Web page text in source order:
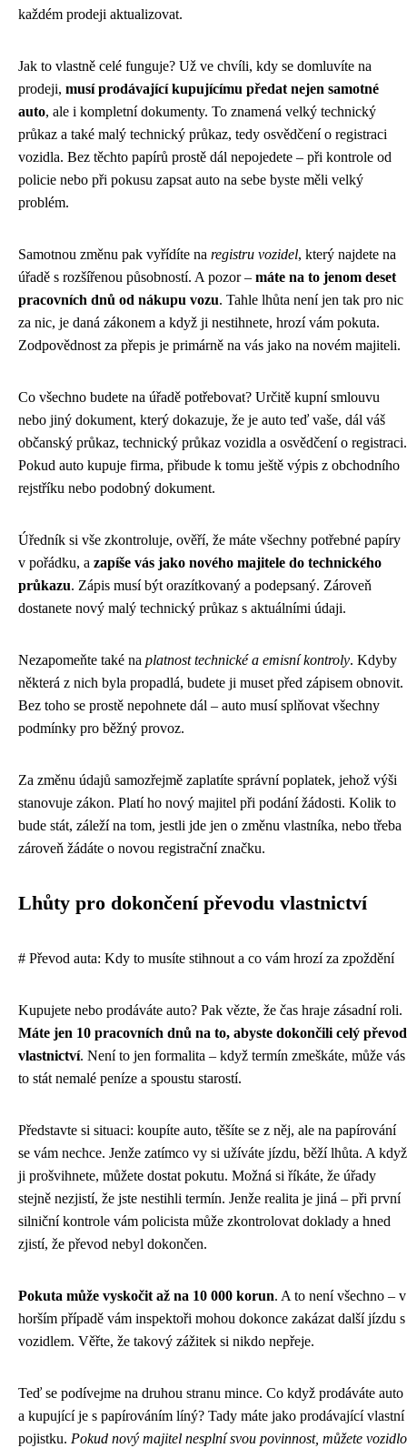
každém prodeji aktualizovat.
Jak to vlastně celé funguje? Už ve chvíli, kdy se domluvíte na
prodeji, musí prodávající kupujícímu předat nejen samotné
auto, ale i kompletní dokumenty. To znamená velký technický
průkaz a také malý technický průkaz, tedy osvědčení o registraci
vozidla. Bez těchto papírů prostě dál nepojedete – při kontrole od
policie nebo při pokusu zapsat auto na sebe byste měli velký
problém.
Samotnou změnu pak vyřídíte na registru vozidel, který najdete na
úřadě s rozšířenou působností. A pozor – máte na to jenom deset
pracovních dnů od nákupu vozu. Tahle lhůta není jen tak pro nic
za nic, je daná zákonem a když ji nestihnete, hrozí vám pokuta.
Zodpovědnost za přepis je primárně na vás jako na novém majiteli.
Co všechno budete na úřadě potřebovat? Určitě kupní smlouvu
nebo jiný dokument, který dokazuje, že je auto teď vaše, dál váš
občanský průkaz, technický průkaz vozidla a osvědčení o registraci.
Pokud auto kupuje firma, přibude k tomu ještě výpis z obchodního
rejstříku nebo podobný dokument.
Úředník si vše zkontroluje, ověří, že máte všechny potřebné papíry
v pořádku, a zapíše vás jako nového majitele do technického
průkazu. Zápis musí být orazítkovaný a podepsaný. Zároveň
dostanete nový malý technický průkaz s aktuálními údaji.
Nezapomeňte také na platnost technické a emisní kontroly. Kdyby
některá z nich byla propadlá, budete ji muset před zápisem obnovit.
Bez toho se prostě nepohnete dál – auto musí splňovat všechny
podmínky pro běžný provoz.
Za změnu údajů samozřejmě zaplatíte správní poplatek, jehož výši
stanovuje zákon. Platí ho nový majitel při podání žádosti. Kolik to
bude stát, záleží na tom, jestli jde jen o změnu vlastníka, nebo třeba
zároveň žádáte o novou registrační značku.
Lhůty pro dokončení převodu vlastnictví
# Převod auta: Kdy to musíte stihnout a co vám hrozí za zpoždění
Kupujete nebo prodáváte auto? Pak vězte, že čas hraje zásadní roli.
Máte jen 10 pracovních dnů na to, abyste dokončili celý převod
vlastnictví. Není to jen formalita – když termín zmeškáte, může vás
to stát nemalé peníze a spoustu starostí.
Představte si situaci: koupíte auto, těšíte se z něj, ale na papírování
se vám nechce. Jenže zatímco vy si užíváte jízdu, běží lhůta. A když
ji prošvihnete, můžete dostat pokutu. Možná si říkáte, že úřady
stejně nezjistí, že jste nestihli termín. Jenže realita je jiná – při první
silniční kontrole vám policista může zkontrolovat doklady a hned
zjistí, že převod nebyl dokončen.
Pokuta může vyskočit až na 10 000 korun. A to není všechno – v
horším případě vám inspektoři mohou dokonce zakázat další jízdu s
vozidlem. Věřte, že takový zážitek si nikdo nepřeje.
Teď se podívejme na druhou stranu mince. Co když prodáváte auto
a kupující je s papírováním líný? Tady máte jako prodávající vlastní
pojistku. Pokud nový majitel nesplní svou povinnost, můžete vozidlo